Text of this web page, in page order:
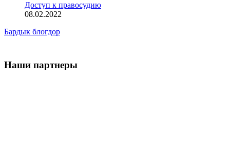
Доступ к правосудию
08.02.2022
Бардык блогдор
Наши партнеры